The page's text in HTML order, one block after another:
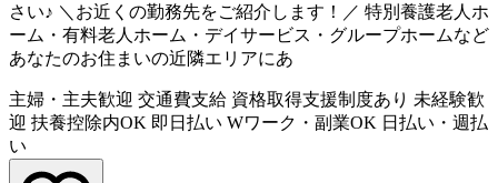
さい♪ ＼お近くの勤務先をご紹介します！／ 特別養護老人ホ
ーム・有料老人ホーム・デイサービス・グループホームなど
あなたのお住まいの近隣エリアにあ
主婦・主夫歓迎 交通費支給 資格取得支援制度あり 未経験歓
迎 扶養控除内OK 即日払い Wワーク・副業OK 日払い・週払
い